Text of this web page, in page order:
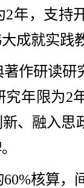
年，支持
成就实践
著作研读
究年限为2
、融入思
核算，